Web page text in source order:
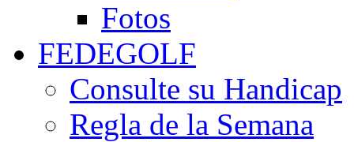
Fotos
FEDEGOLF
Consulte su Handicap
Regla de la Semana